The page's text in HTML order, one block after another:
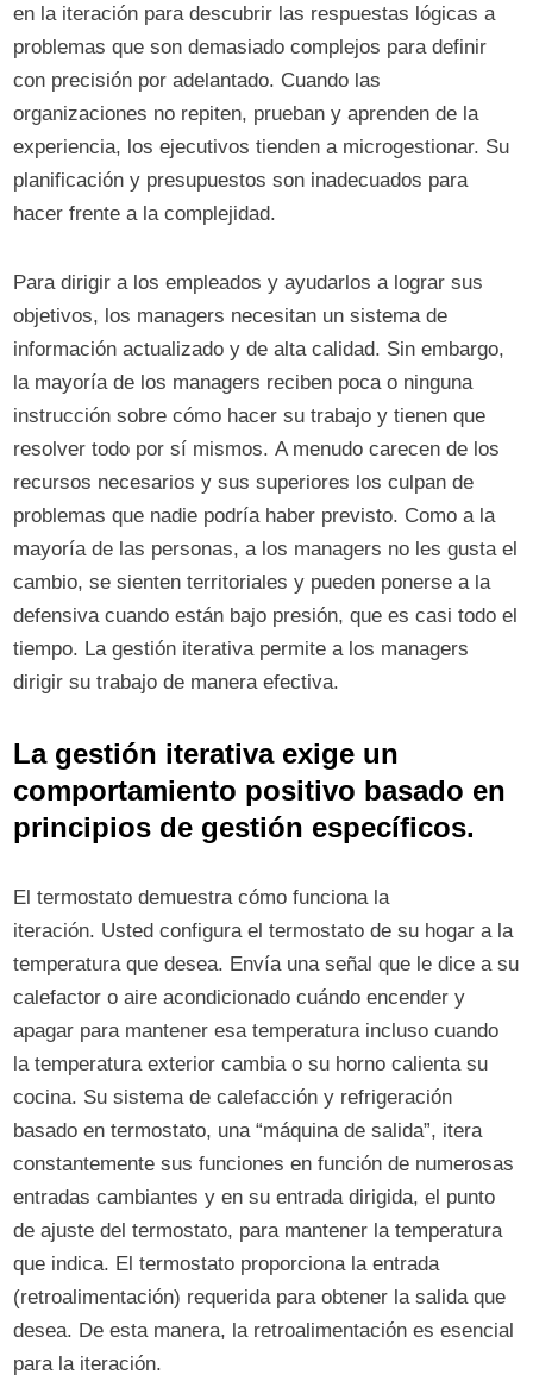
en la iteración para descubrir las respuestas lógicas a
problemas que son demasiado complejos para definir
con precisión por adelantado. Cuando las
organizaciones no repiten, prueban y aprenden de la
experiencia, los ejecutivos tienden a microgestionar. Su
planificación y presupuestos son inadecuados para
hacer frente a la complejidad.
Para dirigir a los empleados y ayudarlos a lograr sus
objetivos, los managers necesitan un sistema de
información actualizado y de alta calidad. Sin embargo,
la mayoría de los managers reciben poca o ninguna
instrucción sobre cómo hacer su trabajo y tienen que
resolver todo por sí mismos. A menudo carecen de los
recursos necesarios y sus superiores los culpan de
problemas que nadie podría haber previsto. Como a la
mayoría de las personas, a los managers no les gusta el
cambio, se sienten territoriales y pueden ponerse a la
defensiva cuando están bajo presión, que es casi todo el
tiempo. La gestión iterativa permite a los managers
dirigir su trabajo de manera efectiva.
La gestión iterativa exige un
comportamiento positivo basado en
principios de gestión específicos.
El termostato demuestra cómo funciona la
iteración. Usted configura el termostato de su hogar a la
temperatura que desea. Envía una señal que le dice a su
calefactor o aire acondicionado cuándo encender y
apagar para mantener esa temperatura incluso cuando
la temperatura exterior cambia o su horno calienta su
cocina. Su sistema de calefacción y refrigeración
basado en termostato, una “máquina de salida”, itera
constantemente sus funciones en función de numerosas
entradas cambiantes y en su entrada dirigida, el punto
de ajuste del termostato, para mantener la temperatura
que indica. El termostato proporciona la entrada
(retroalimentación) requerida para obtener la salida que
desea. De esta manera, la retroalimentación es esencial
para la iteración.